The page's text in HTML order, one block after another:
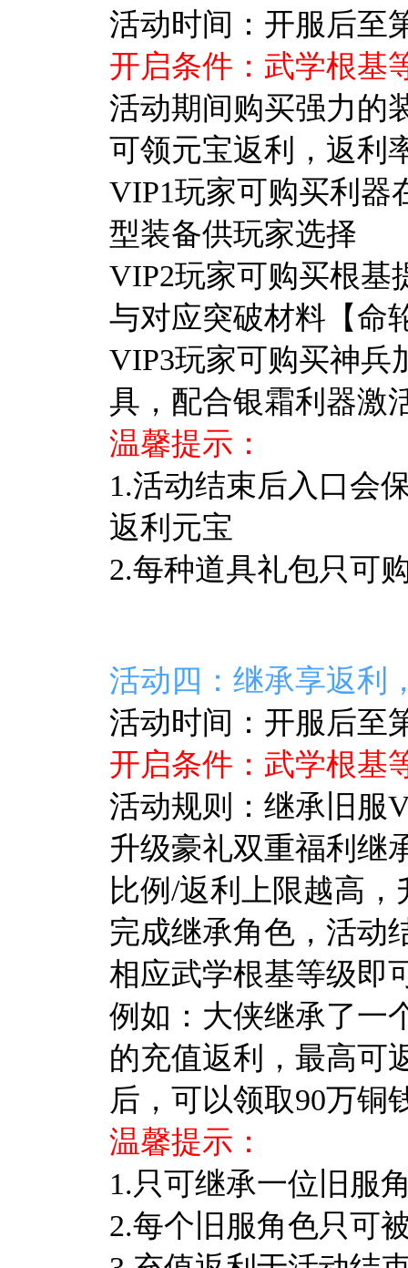
活动时间：开服后至
开启条件：武学根基
活动期间购买强力的
可领元宝返利，返利
VIP1玩家可购买利器
型装备供玩家选择
VIP2玩家可购买根基
与对应突破材料【命
VIP3玩家可购买神兵
具，配合银霜利器激
温馨提示：
1.活动结束后入口会
返利元宝
2.每种道具礼包只可
活动四：继承享返利
活动时间：开服后至
开启条件：武学根基
活动规则：继承旧服
升级豪礼双重福利继
比例/返利上限越高
完成继承角色，活动
相应武学根基等级即
例如： 大侠继承了一
的充值返利，最高可
后，可以领取90万铜
温馨提示：
1.只可继承一位旧服
2.每个旧服角色只可